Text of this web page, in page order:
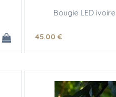
Bougie LED
45.00 €